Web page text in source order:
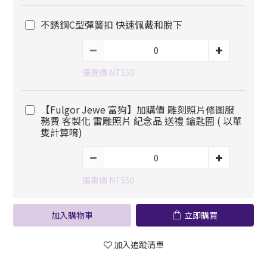
不銹鋼C型彈簧扣 快速佩戴和脫下
優惠價 NT$50
【Fulgor Jewe 富狗】加購價 雕刻照片修圖服
務費 客製化 雷雕照片 紀念品 送禮 鑰匙圈 ( 以單
隻計算唷)
優惠價 NT$50
加入購物車 立即購買
加入追蹤清單